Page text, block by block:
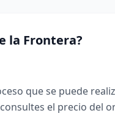
la Frontera?
que se puede
el precio del